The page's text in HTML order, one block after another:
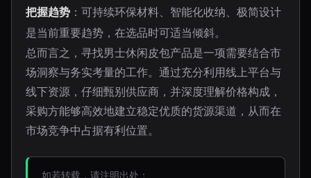
把握趋势 ：可持续环保材料、智能化收纳、极简设计
是当前重要趋势，在选品时可适当倾斜。
总而言之，寻找男士休闲皮包产品是一项需要结合市
场洞察与务实考量的工作。通过充分利用线上平台与
线下资源，仔细甄别供应商，并深度理解价格构成，
采购方能够高效地建立稳定优质的货源渠道，从而在
市场竞争中占据有利位置。
如若转载，请注明出处：